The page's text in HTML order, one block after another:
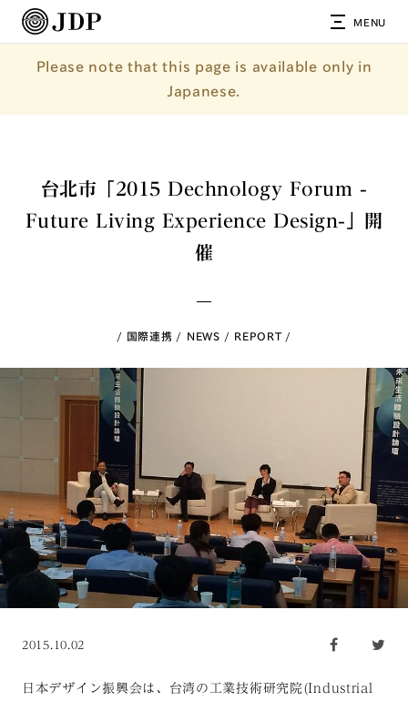
MENU
Please note that this page is available only in
Japanese.
台北市「2015 Dechnology Forum -
Future Living Experience Design-」開
催
国際連携 NEWS REPORT
2015.10.02
日本デザイン振興会は、台湾の工業技術研究院(Industrial